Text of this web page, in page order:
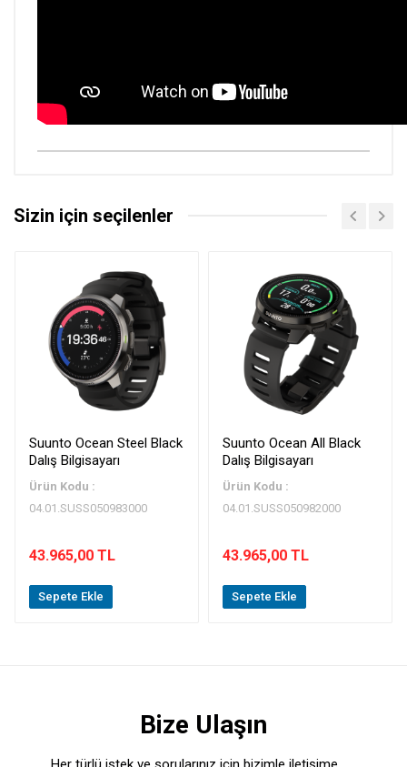
Sizin için seçilenler
Suunto Ocean Steel Black
Dalış Bilgisayarı
Ürün Kodu :
04.01.SUSS050983000
43.965,00 TL
Sepete Ekle
Suunto Ocean All Black
Dalış Bilgisayarı
Ürün Kodu :
04.01.SUSS050982000
43.965,00 TL
Sepete Ekle
Bize Ulaşın